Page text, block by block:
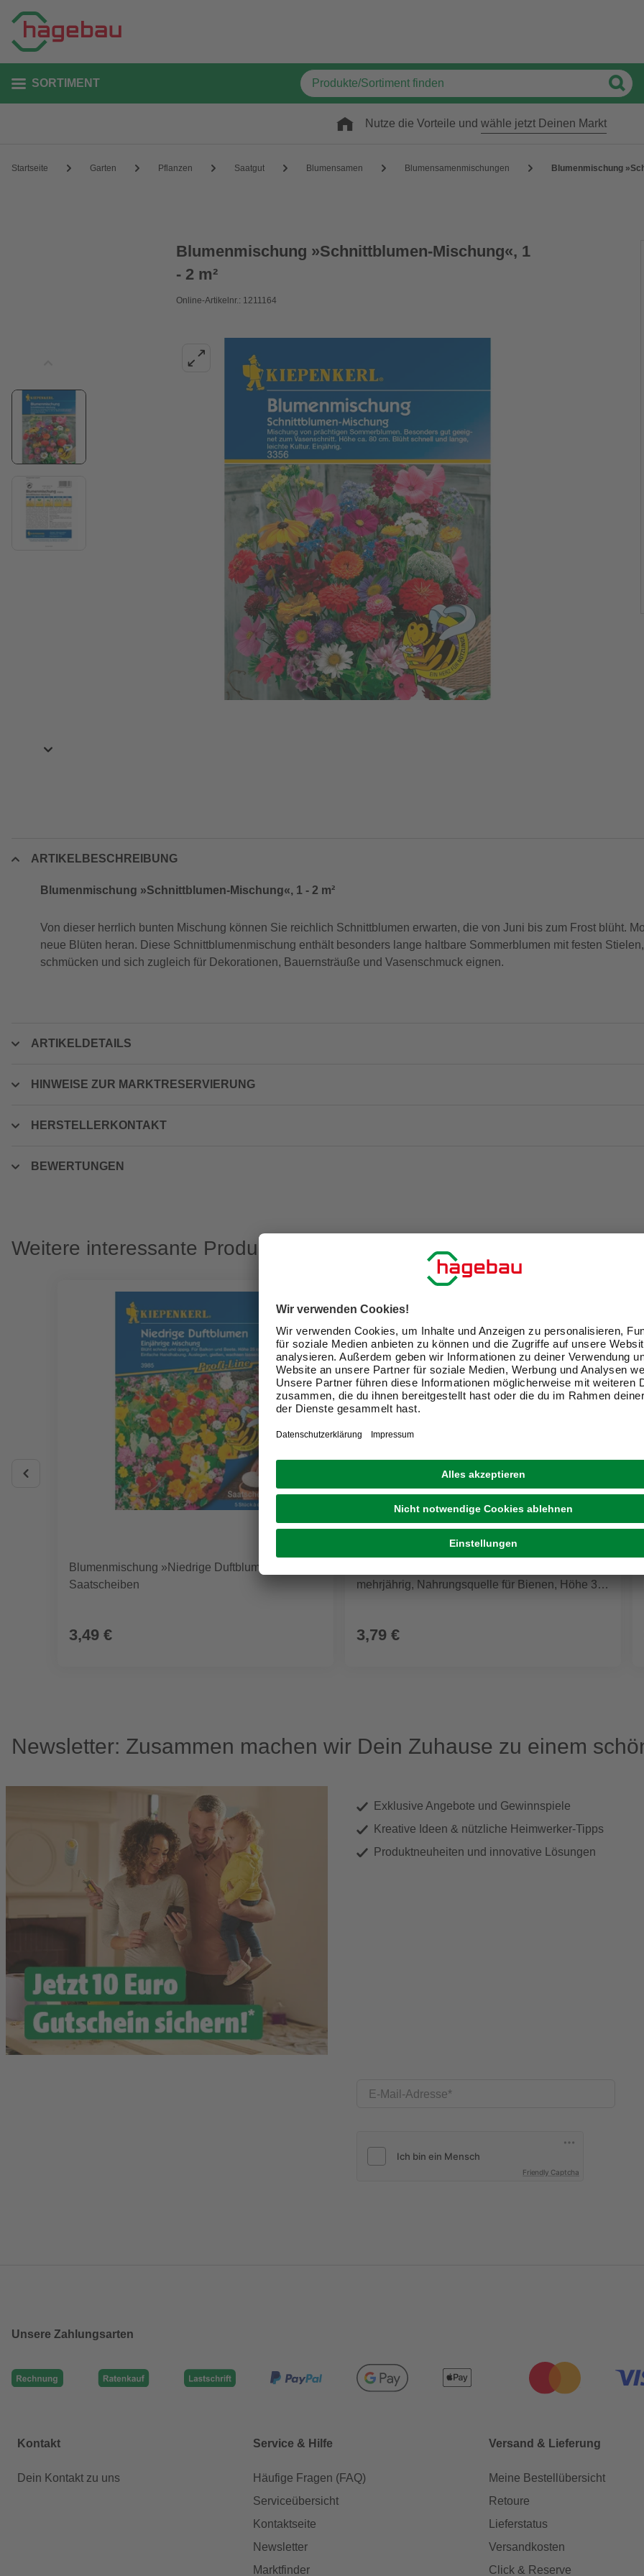
SORTIMENT
Nutze die Vorteile und wähle jetzt Deinen Markt
Startseite Garten Pflanzen Saatgut Blumensamen Blumensamenmischungen Blumenmischung
Blumenmischung »Schnittblumen-Mischung«, 1
- 2 m²
Online-Artikelnr.: 1211164
ARTIKELBESCHREIBUNG
Blumenmischung »Schnittblumen-Mischung«, 1 - 2 m²
Von dieser herrlich bunten Mischung können Sie reichlich Schnittblumen erwarten, die von Juni bis zum Frost blüht.
neue Blüten heran. Diese Schnittblumenmischung enthält besonders lange haltbare Sommerblumen mit festen
schmücken und sich zugleich für Dekorationen, Bauernsträuße und Vasenschmuck eignen.
ARTIKELDETAILS
HINWEISE ZUR MARKTRESERVIERUNG
HERSTELLERKONTAKT
BEWERTUNGEN
Weitere interessante Produkte
Blumenmischung »Niedrige Duftblumen«, 5
Saatscheiben
3,49 €
mehrjährig, Nahrungsquelle für Bienen, Höhe 30-
3,79 €
Newsletter: Zusammen machen wir Dein Zuhause zu einem
Exklusive Angebote und Gewinnspiele
Kreative Ideen & nützliche Heimwerker-Tipps
Produktneuheiten und innovative Lösungen
E-Mail-Adresse
Friendly Captcha
Unsere Zahlungsarten
Kontakt
Dein Kontakt zu uns
Service & Hilfe
Häufige Fragen (FAQ)
Serviceübersicht
Kontaktseite
Newsletter
Marktfinder
Versand & Lieferung
Meine Bestellübersicht
Retoure
Lieferstatus
Versandkosten
Click & Reserve